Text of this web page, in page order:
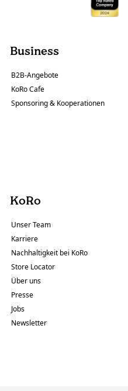
Business
B2B-Angebote
KoRo Cafe
Sponsoring & Kooperationen
KoRo
Unser Team
Karriere
Nachhaltigkeit bei KoRo
Store Locator
Über uns
Presse
Jobs
Newsletter